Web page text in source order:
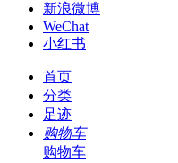
新浪微博
WeChat
小红书
首页
分类
足迹
购物车
购物车